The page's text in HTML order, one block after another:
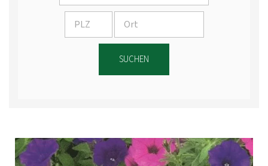
SUCHEN